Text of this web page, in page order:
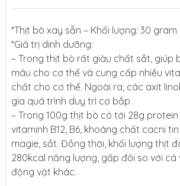
*Thịt bò xay sẵn – Khối lượng: 30
*Giá trị dinh dưỡng:
– Trong thịt bò rất giàu chất sắt, giúp
máu cho cơ thể và cung cấp nhiều
chất cho cơ thể. Ngoài ra, các axit
gia quá trình duy trì cơ bắp
– Trong 100g thịt bò có tới 28g
vitaminh B12, B6, khoáng chất cacni tin
magie, sắt. Đồng thời, khối lượng thịt
280kcal năng lượng, gấp đôi so với cá
động vật khác.